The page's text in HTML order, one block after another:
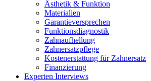
Ästhetik & Funktion
Materialien
Garantieversprechen
Funktionsdiagnostik
Zahnaufhellung
Zahnersatzpflege
Kostenerstattung für Zahnersatz
Finanzierung
Experten Interviews